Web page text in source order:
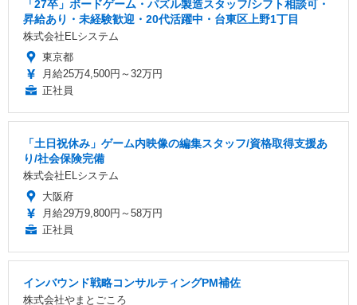
「27卒」ボードゲーム・パズル製造スタッフ/シフト相談可・
昇給あり・未経験歓迎・20代活躍中・台東区上野1丁目
株式会社ELシステム
東京都
月給25万4,500円～32万円
正社員
「土日祝休み」ゲーム内映像の編集スタッフ/資格取得支援あ
り/社会保険完備
株式会社ELシステム
大阪府
月給29万9,800円～58万円
正社員
インバウンド戦略コンサルティングPM補佐
株式会社やまとごころ